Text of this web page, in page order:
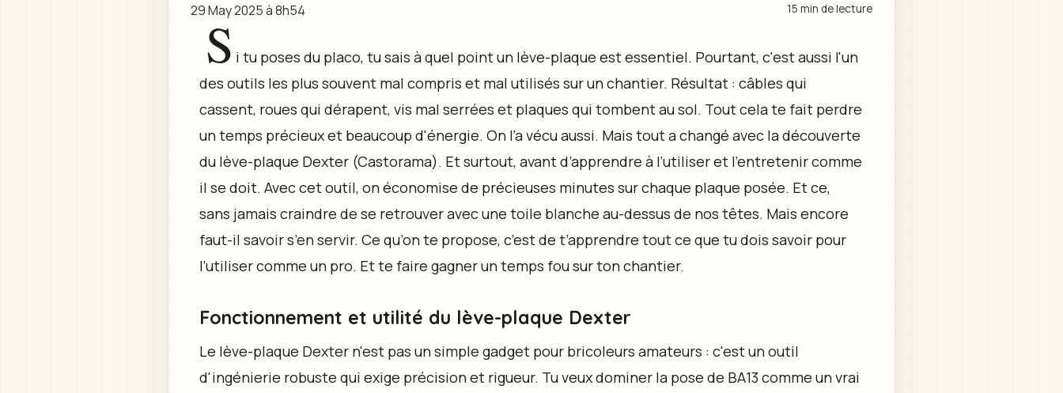
29 May 2025 à 8h54 15 min de lecture
S i tu poses du placo, tu sais à quel point un lève-plaque est essentiel. Pourtant, c'est aussi l'un
des outils les plus souvent mal compris et mal utilisés sur un chantier. Résultat : câbles qui
cassent, roues qui dérapent, vis mal serrées et plaques qui tombent au sol. Tout cela te fait perdre
un temps précieux et beaucoup d'énergie. On l’a vécu aussi. Mais tout a changé avec la découverte
du lève-plaque Dexter (Castorama). Et surtout, avant d’apprendre à l’utiliser et l’entretenir comme
il se doit. Avec cet outil, on économise de précieuses minutes sur chaque plaque posée. Et ce,
sans jamais craindre de se retrouver avec une toile blanche au-dessus de nos têtes. Mais encore
faut-il savoir s’en servir. Ce qu’on te propose, c’est de t’apprendre tout ce que tu dois savoir pour
l’utiliser comme un pro. Et te faire gagner un temps fou sur ton chantier.
Fonctionnement et utilité du lève-plaque Dexter
Le lève-plaque Dexter n'est pas un simple gadget pour bricoleurs amateurs : c'est un outil
d'ingénierie robuste qui exige précision et rigueur. Tu veux dominer la pose de BA13 comme un vrai